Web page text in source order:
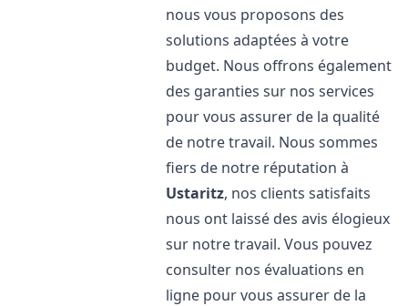
nous vous proposons des
solutions adaptées à votre
budget. Nous offrons également
des garanties sur nos services
pour vous assurer de la qualité
de notre travail. Nous sommes
fiers de notre réputation à
Ustaritz, nos clients satisfaits
nous ont laissé des avis élogieux
sur notre travail. Vous pouvez
consulter nos évaluations en
ligne pour vous assurer de la